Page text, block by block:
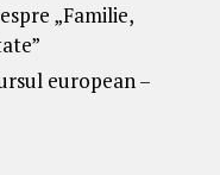
„Familie,
european –